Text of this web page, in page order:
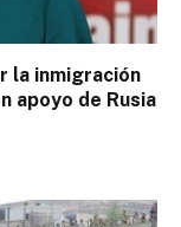
la inmigración
apoyo de Rusia